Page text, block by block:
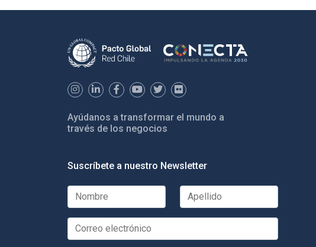
Ayúdanos a transformar el mundo a
través de los negocios
Suscríbete a nuestro Newsletter